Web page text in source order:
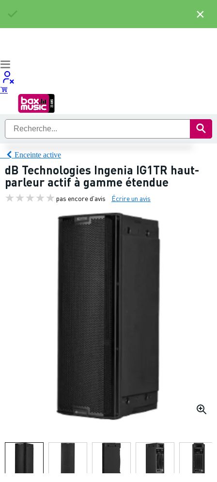
Enceinte active
dB Technologies Ingenia IG1TR haut-
parleur actif à gamme étendue
pas encore d'avis Écrire un avis
×